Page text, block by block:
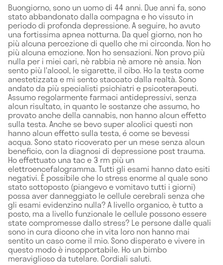
Buongiorno, sono un uomo di 44 anni. Due anni fa, sono
stato abbandonato dalla compagna e ho vissuto in
periodo di profonda depressione. A seguire, ho avuto
una fortissima apnea notturna. Da quel giorno, non ho
più alcuna percezione di quello che mi circonda. Non ho
più alcuna emozione. Non ho sensazioni. Non provo più
nulla per i miei cari, nè rabbia nè amore nè ansia. Non
sento più l'alcool, le sigarette, il cibo. Ho la testa come
anestetizzata e mi sento staccato dalla realtà. Sono
andato da più specialisti psichiatri e psicoterapeuti.
Assumo regolarmente farmaci antidepressivi, senza
alcun risultato, in quanto le sostanze che assumo, ho
provato anche della cannabis, non hanno alcun effetto
sulla testa. Anche se bevo super alcolici questi non
hanno alcun effetto sulla testa, é come se bevessi
acqua. Sono stato ricoverato per un mese senza alcun
beneficio, con la diagnosi di depressione post trauma.
Ho effettuato una tac e 3 rm più un
elettroencefalogramma. Tutti gli esami hanno dato esiti
negativi. È possibile che lo stress enorme al quale sono
stato sottoposto (piangevo e vomitavo tutti i giorni)
possa aver danneggiato le cellule cerebrali senza che
gli esami evidenzino nulla? A livello organico, è tutto a
posto, ma a livello funzionale le cellule possono essere
state compromesse dallo stress? Le persone dalle quali
sono in cura dicono che in vita loro non hanno mai
sentito un caso come il mio. Sono disperato e vivere in
questo modo è insopportabile. Ho un bimbo
meraviglioso da tutelare. Cordiali saluti.